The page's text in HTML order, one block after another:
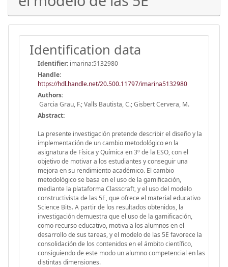
Identification data
Identifier: imarina:5132980
Handle:
https://hdl.handle.net/20.500.11797/imarina5132980
Authors:
Garcia Grau, F.; Valls Bautista, C.; Gisbert Cervera, M.
Abstract:
La presente investigación pretende describir el diseño y la
implementación de un cambio metodológico en la
asignatura de Física y Química en 3º de la ESO, con el
objetivo de motivar a los estudiantes y conseguir una
mejora en su rendimiento académico. El cambio
metodológico se basa en el uso de la gamificación,
mediante la plataforma Classcraft, y el uso del modelo
constructivista de las 5E, que ofrece el material educativo
Science Bits. A partir de los resultados obtenidos, la
investigación demuestra que el uso de la gamificación,
como recurso educativo, motiva a los alumnos en el
desarrollo de sus tareas, y el modelo de las 5E favorece la
consolidación de los contenidos en el ámbito científico,
consiguiendo de este modo un alumno competencial en las
distintas dimensiones.